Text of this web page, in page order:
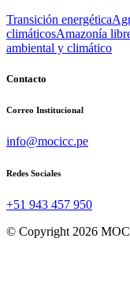
Transición energética
climáticosAmazonía
ambiental y climático
Contacto
Correo Institucional
info@mocicc.pe
Redes Sociales
+51 943 457 950
© Copyright 2026